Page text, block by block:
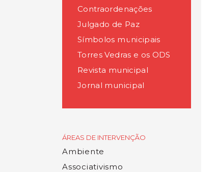
Contraordenações
Julgado de Paz
Símbolos municipais
Torres Vedras e os ODS
Revista municipal
Jornal municipal
ÁREAS DE INTERVENÇÃO
Ambiente
Associativismo